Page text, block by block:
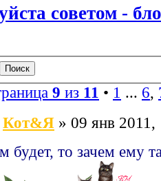
советом -
9 из 11 • 1 ... 6,
Кот&Я » 09 янв 2011,
будет, то зачем ему